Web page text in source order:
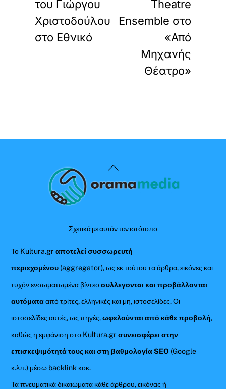
του Γιώργου
Χριστοδούλου
στο Εθνικό
Theatre
Ensemble στο
«Από
Μηχανής
Θέατρο»
Back
To
Σχετικά με αυτόν τον ιστότοπο
Το Kultura.grαποτελεί συσσωρευτή
περιεχομένου (aggregator), ως εκ τούτου τα άρθρα, εικόνες και
τυχόν ενσωματωμένα βίντεοσυλλεγονται και προβάλλονται
αυτόματααπό τρίτες, ελληνικές και μη, ιστοσελίδες. Οι
ιστοσελίδες αυτές, ως πηγές,ωφελούνται από κάθε προβολή,
καθώς η εμφάνιση στο Kultura.gr συνεισφέρει στην
επισκεψιμότητά τους και στη βαθμολογία SEO (Google
κ.λπ.) μέσω backlink κοκ.
Τα πνευματικά δικαιώματα κάθε άρθρου, εικόνας ή